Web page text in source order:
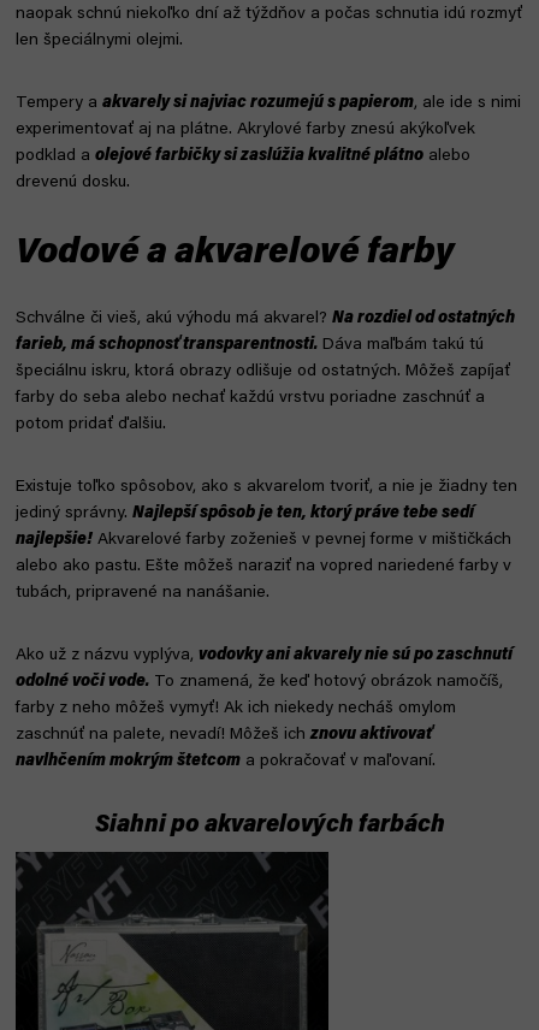
naopak schnú niekoľko dní až týždňov a počas schnutia idú rozmyť
len špeciálnymi olejmi.
Tempery a akvarely si najviac rozumejú s papierom, ale ide s nimi
experimentovať aj na plátne. Akrylové farby znesú akýkoľvek
podklad a olejové farbičky si zaslúžia kvalitné plátno alebo
drevenú dosku.
Vodové a akvarelové farby
Schválne či vieš, akú výhodu má akvarel? Na rozdiel od ostatných
farieb, má schopnosť transparentnosti. Dáva maľbám takú tú
špeciálnu iskru, ktorá obrazy odlišuje od ostatných. Môžeš zapíjať
farby do seba alebo nechať každú vrstvu poriadne zaschnúť a
potom pridať ďalšiu.
Existuje toľko spôsobov, ako s akvarelom tvoriť, a nie je žiadny ten
jediný správny. Najlepší spôsob je ten, ktorý práve tebe sedí
najlepšie! Akvarelové farby zoženieš v pevnej forme v mištičkách
alebo ako pastu. Ešte môžeš naraziť na vopred nariedené farby v
tubách, pripravené na nanášanie.
Ako už z názvu vyplýva, vodovky ani akvarely nie sú po zaschnutí
odolné voči vode. To znamená, že keď hotový obrázok namočíš,
farby z neho môžeš vymyť! Ak ich niekedy necháš omylom
zaschnúť na palete, nevadí! Môžeš ichznovu aktivovať
navlhčením mokrým štetcom a pokračovať v maľovaní.
Siahni po akvarelových farbách